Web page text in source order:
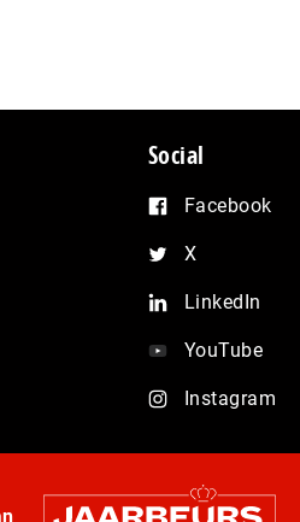
Social
Facebook
X
LinkedIn
YouTube
Instagram